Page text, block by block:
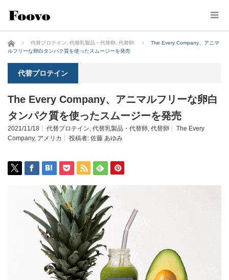
ホーム 代替プロテイン 代替乳製品・代替卵 代替卵
The Every Company、アニマ
ルフリーな卵白タンパク質を使ったスムージーを発売
代替プロテイン
The Every Company、アニマルフリーな卵白
タンパク質を使ったスムージーを発売
2021/11/18 代替プロテイン, 代替乳製品・代替卵, 代替卵
The Every
Company, アメリカ 投稿者: 佐藤 あゆみ